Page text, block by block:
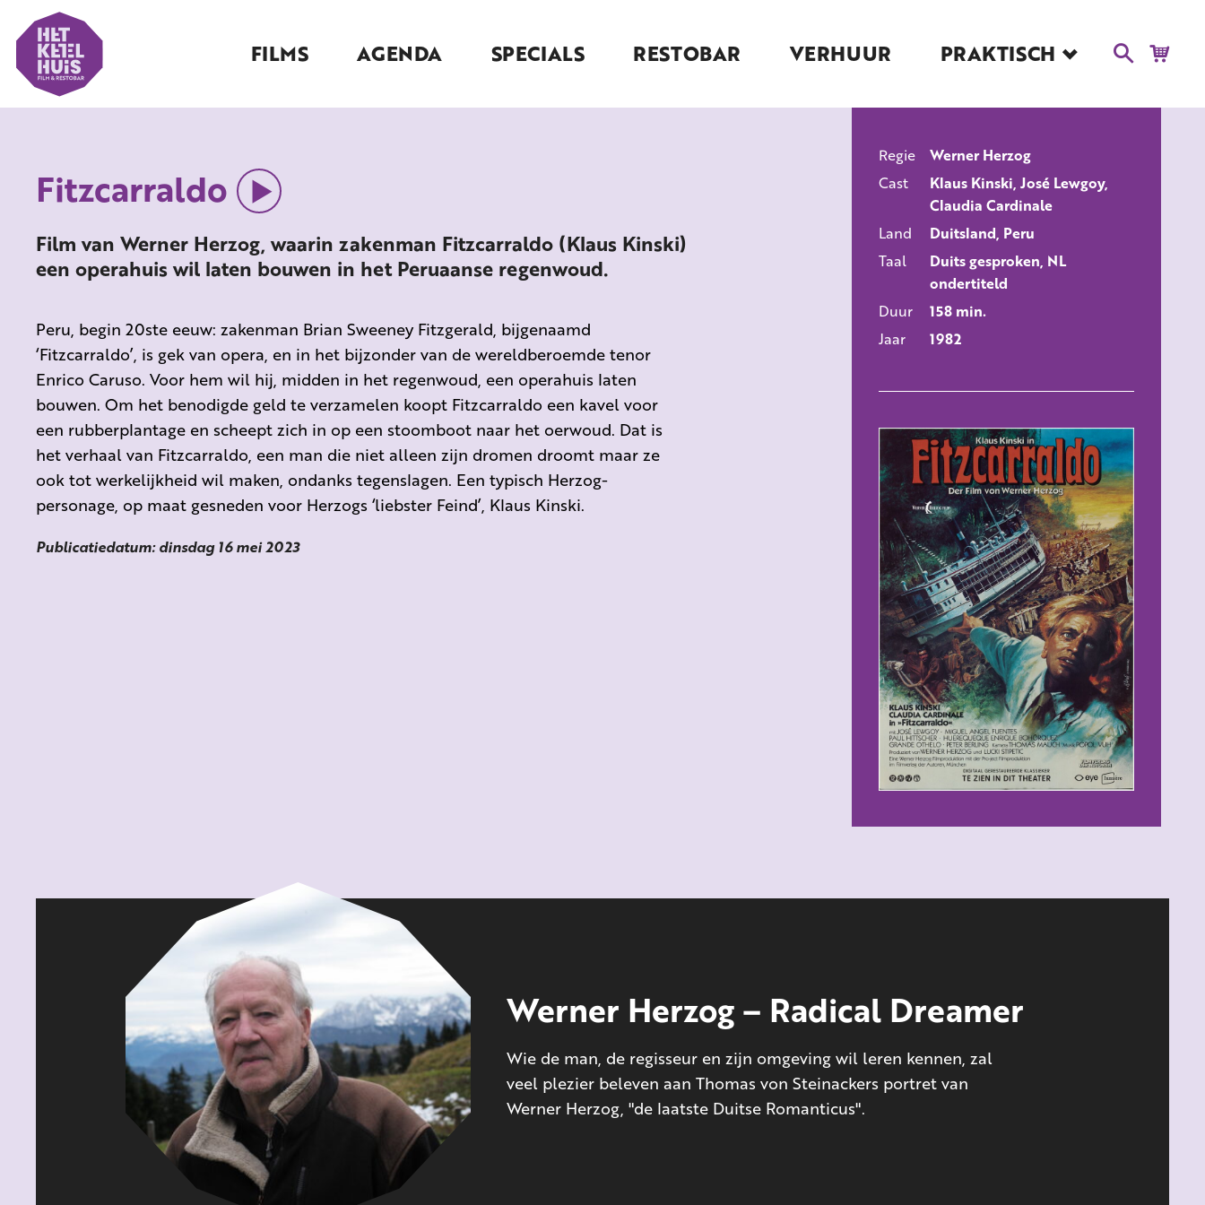
FILMS AGENDA SPECIALS RESTOBAR VERHUUR PRAKTISCH
Blog
Educatie
Kaartverkoop en
Tarieven
Over Het Ketelhuis
Vacatures
Fitzcarraldo
Film van Werner Herzog, waarin zakenman Fitzcarraldo (Klaus Kinski)
een operahuis wil laten bouwen in het Peruaanse regenwoud.
Peru, begin 20ste eeuw: zakenman Brian Sweeney Fitzgerald, bijgenaamd
‘Fitzcarraldo’, is gek van opera, en in het bijzonder van de wereldberoemde tenor
Enrico Caruso. Voor hem wil hij, midden in het regenwoud, een operahuis laten
bouwen. Om het benodigde geld te verzamelen koopt Fitzcarraldo een kavel voor
een rubberplantage en scheept zich in op een stoomboot naar het oerwoud. Dat is
het verhaal van Fitzcarraldo, een man die niet alleen zijn dromen droomt maar ze
ook tot werkelijkheid wil maken, ondanks tegenslagen. Een typisch Herzog-
personage, op maat gesneden voor Herzogs ‘liebster Feind’, Klaus Kinski.
Publicatiedatum: dinsdag 16 mei 2023
ALLE FILMS
Regie
Werner Herzog
Cast
Klaus Kinski, José Lewgoy,
Claudia Cardinale
Land
Duitsland, Peru
Taal
Duits gesproken, NL
ondertiteld
Duur
158 min.
Jaar
1982
Werner Herzog – Radical Dreamer
Wie de man, de regisseur en zijn omgeving wil leren kennen, zal
veel plezier beleven aan Thomas von Steinackers portret van
Werner Herzog, "de laatste Duitse Romanticus".